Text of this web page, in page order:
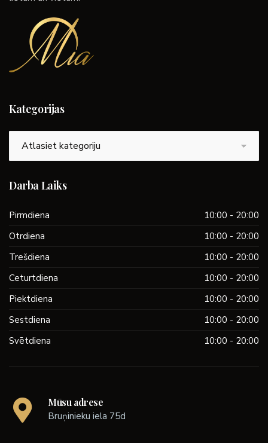
Kategorijas
Darba Laiks
Pirmdiena
10:00 - 20:00
Otrdiena
10:00 - 20:00
Trešdiena
10:00 - 20:00
Ceturtdiena
10:00 - 20:00
Piektdiena
10:00 - 20:00
Sestdiena
10:00 - 20:00
Svētdiena
10:00 - 20:00
Mūsu adrese
Bruņinieku iela 75d